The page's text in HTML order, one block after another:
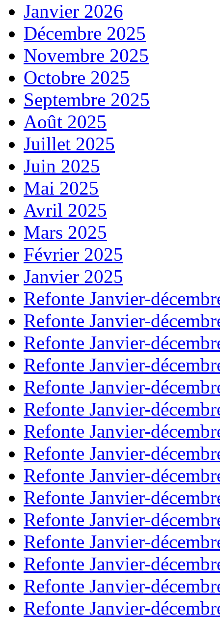
Janvier 2026
Décembre 2025
Novembre 2025
Octobre 2025
Septembre 2025
Août 2025
Juillet 2025
Juin 2025
Mai 2025
Avril 2025
Mars 2025
Février 2025
Janvier 2025
Refonte Janvier-
Refonte Janvier-
Refonte Janvier-
Refonte Janvier-
Refonte Janvier-
Refonte Janvier-
Refonte Janvier-
Refonte Janvier-
Refonte Janvier-
Refonte Janvier-
Refonte Janvier-
Refonte Janvier-
Refonte Janvier-
Refonte Janvier-
Refonte Janvier-